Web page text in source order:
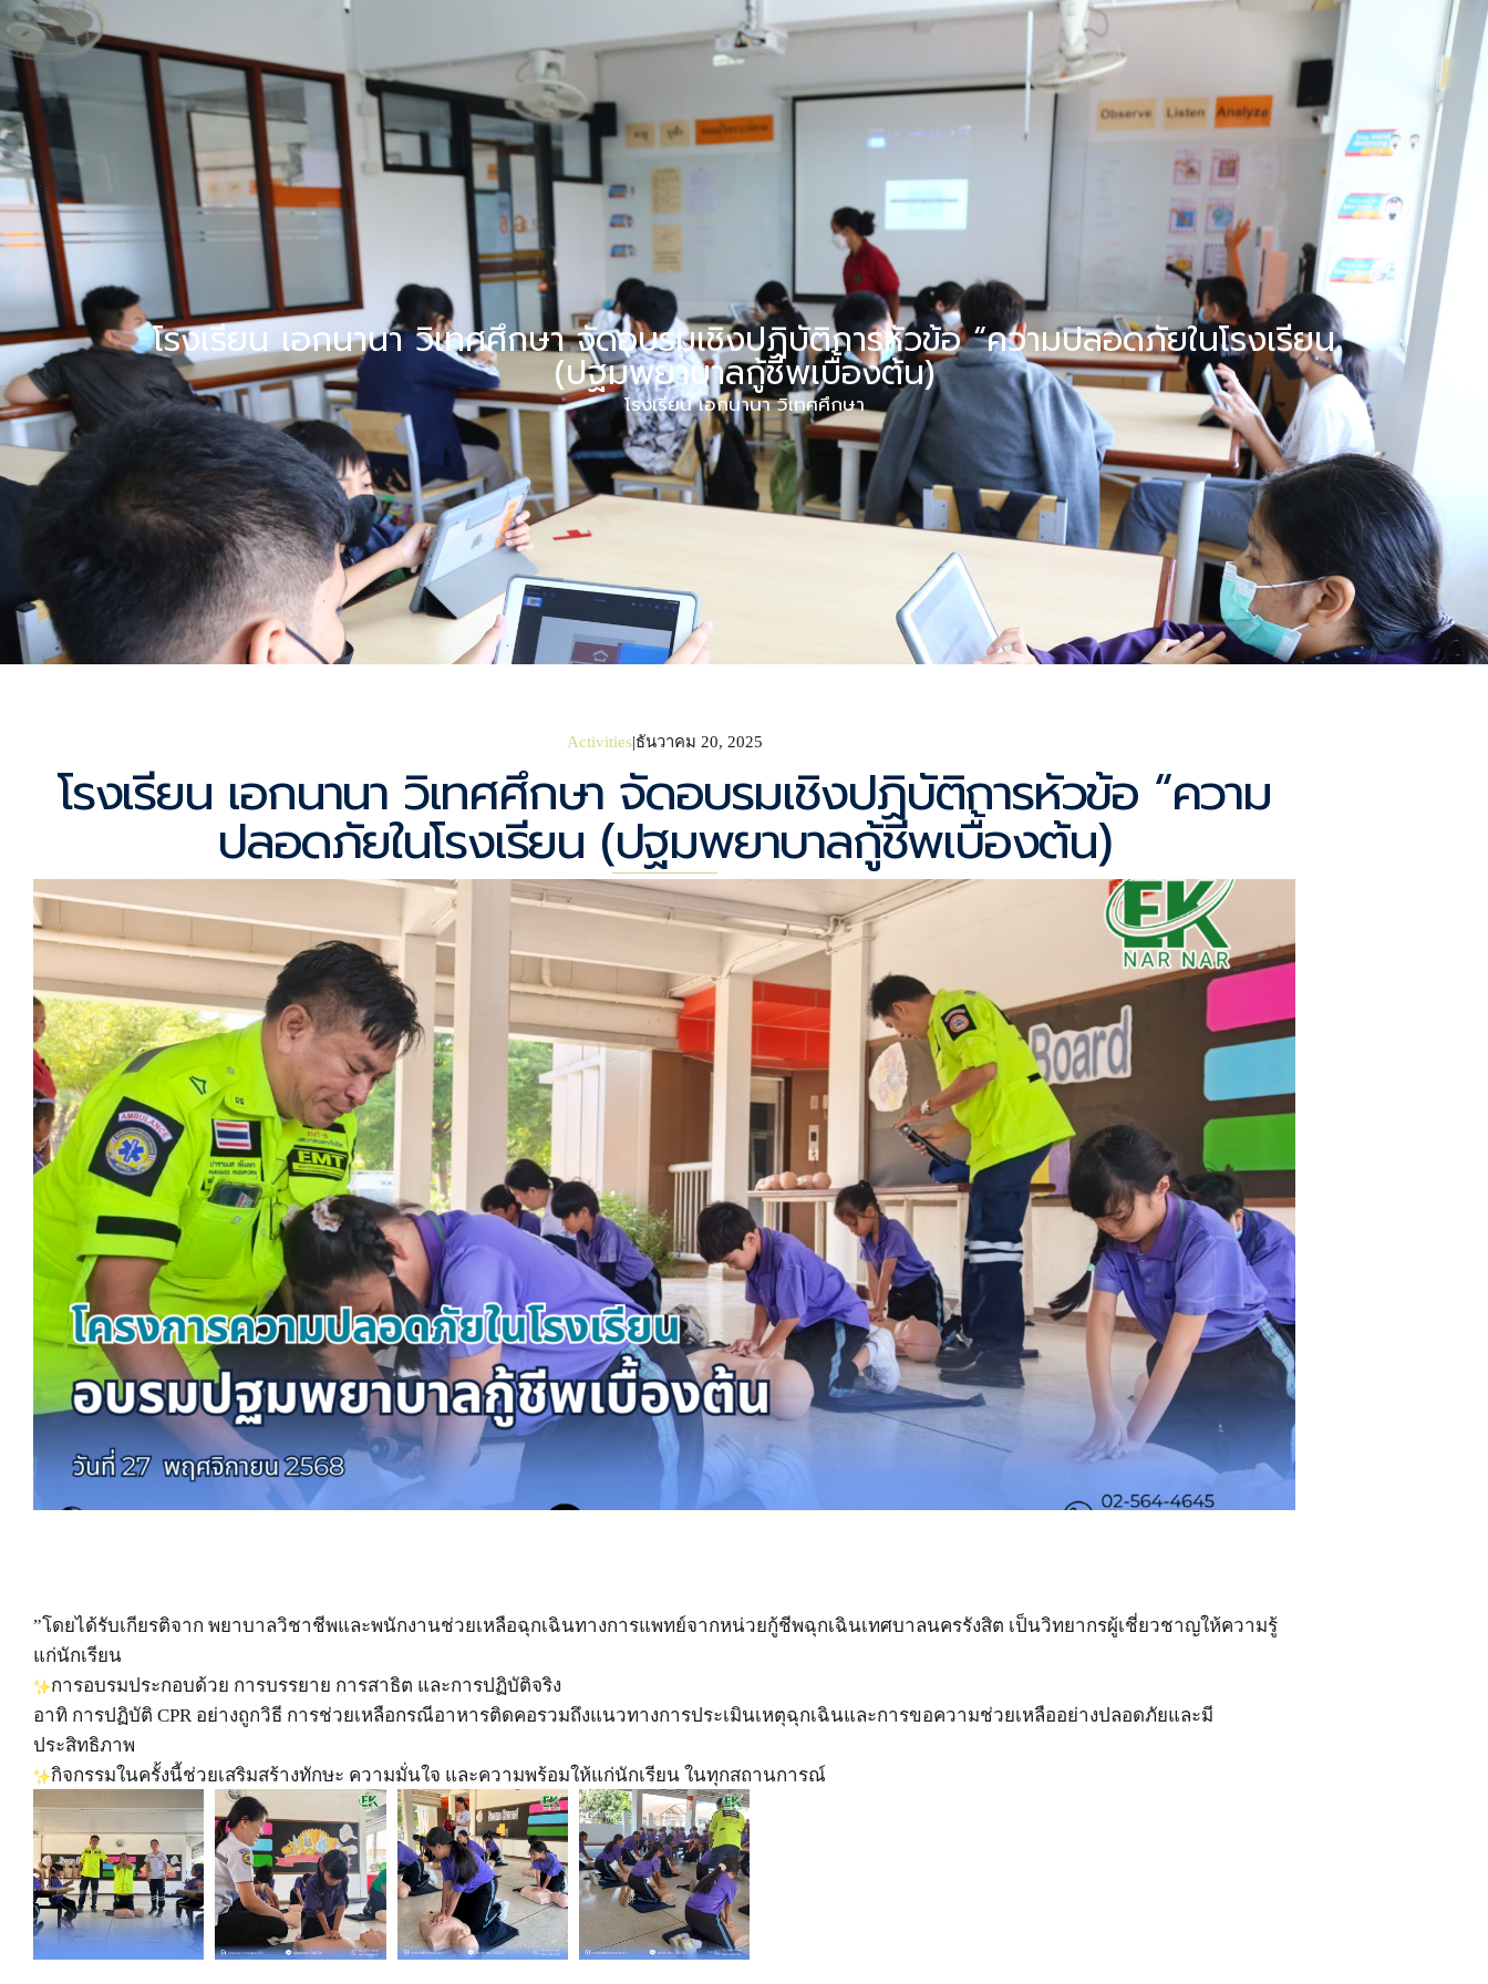
Home Student Life Testimonials News FAQ Contact Us
โรงเรียน เอกนานา วิเทศศึกษา จัดอบรมเชิงปฏิบัติการหัวข้อ “ความปลอดภัยในโรงเรียน
(ปฐมพยาบาลกู้ชีพเบื้องต้น)
โรงเรียน เอกนานา วิเทศศึกษา
Activities ธันวาคม 20, 2025
โรงเรียน เอกนานา วิเทศศึกษา จัดอบรมเชิงปฏิบัติการหัวข้อ “ความ
ปลอดภัยในโรงเรียน (ปฐมพยาบาลกู้ชีพเบื้องต้น)
”โดยได้รับเกียรติจาก พยาบาลวิชาชีพและพนักงานช่วยเหลือฉุกเฉินทางการแพทย์จากหน่วยกู้ชีพฉุกเฉินเทศบาลนครรังสิต เป็นวิทยากรผู้เชี่ยวชาญให้ความรู้
แก่นักเรียน
การอบรมประกอบด้วย การบรรยาย การสาธิต และการปฏิบัติจริง
อาทิ การปฏิบัติ CPR อย่างถูกวิธี การช่วยเหลือกรณีอาหารติดคอรวมถึงแนวทางการประเมินเหตุฉุกเฉินและการขอความช่วยเหลืออย่างปลอดภัยและมี
ประสิทธิภาพ
กิจกรรมในครั้งนี้ช่วยเสริมสร้างทักษะ ความมั่นใจ และความพร้อมให้แก่นักเรียน ในทุกสถานการณ์